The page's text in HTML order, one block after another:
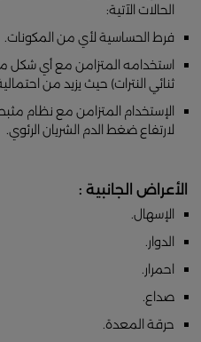
الحالات الآتية:
فرط الحساسية لأي من المكونات.
استخدامه المتزامن مع أي شكل من
ثنائي النترات) حيث يزيد من
الإستخدام المتزامن مع نظام مثبط
لارتفاع ضغط الدم الشريان الرئوي.
الأعراض الجانبية :
الإسهال.
الدوار.
احمرار.
صداع.
حرقة المعدة.